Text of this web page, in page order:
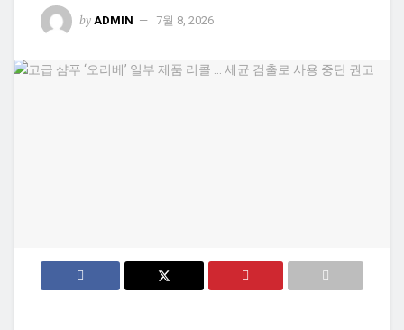
by ADMIN 7월 8, 2026